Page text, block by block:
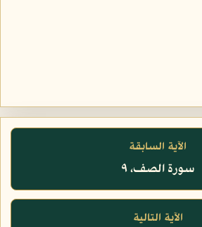
الآية السابقة
سورة الصف، ٩
الآية التالية